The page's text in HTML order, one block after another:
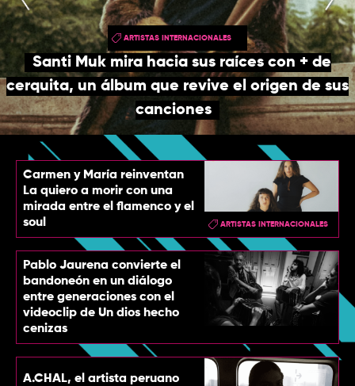
TOP
QUIÉNES SOMOS
CONTACTO
ARTISTAS INTERNACIONALES
Santi Muk mira hacia sus raíces con + de
cerquita, un álbum que revive el origen de sus
canciones
Carmen y María reinventan
La quiero a morir con una
mirada entre el flamenco y el
soul
ARTISTAS INTERNACIONALES
Pablo Jaurena convierte el
bandoneón en un diálogo
entre generaciones con el
videoclip de Un dios hecho
cenizas
A.CHAL, el artista peruano